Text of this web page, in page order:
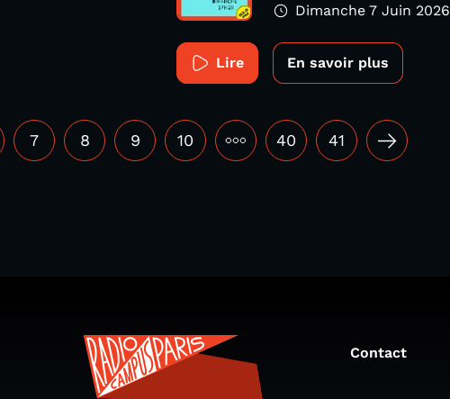
Dimanche 7 Juin 2026
Lire En savoir plus
7 8 9 10 ••• 40 41
Contact